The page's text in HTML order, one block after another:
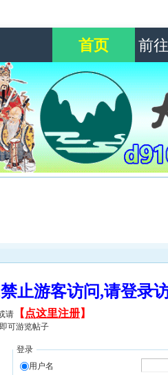
首页 前
禁止游客访问,请登
请 【 点这里注册】
可游览帖子
登录
用户名